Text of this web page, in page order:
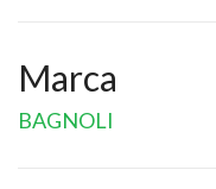
Marca
BAGNOLI